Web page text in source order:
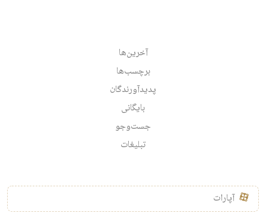
آخرین‌ها
برچسب‌ها
پدیدآورندگان
بایگانی
جست‌وجو
تبلیغات
آپارات